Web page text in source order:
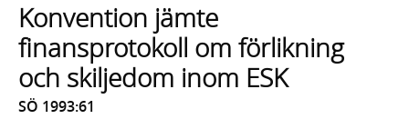
med
sökförslag
Konvention jämte
finansprotokoll om förlikning
och skiljedom inom ESK
SÖ 1993:61